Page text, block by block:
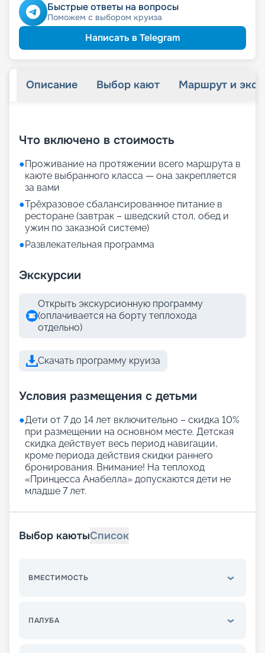
Быстрые ответы на вопросы
Поможем с выбором круиза
Написать в Telegram
Описание Выбор кают Маршрут и
Что включено в стоимость
●Проживание на протяжении всего маршрута в
каюте выбранного класса — она закрепляется
за вами
●Трёхразовое сбалансированное питание в
ресторане (завтрак – шведский стол, обед и
ужин по заказной системе)
●Развлекательная программа
Экскурсии
Открыть экскурсионную программу
(оплачивается на борту теплохода
отдельно)
Скачать программу круиза
Условия размещения с детьми
●Дети от 7 до 14 лет включительно – скидка 10%
при размещении на основном месте. Детская
скидка действует весь период навигации,
кроме периода действия скидки раннего
бронирования. Внимание! На теплоход
«Принцесса Анабелла» допускаются дети не
младше 7 лет.
Выбор каютыСписок
ВМЕСТИМОСТЬ
ПАЛУБА